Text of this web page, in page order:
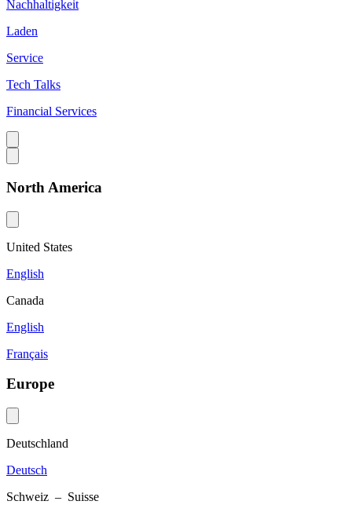
Nachhaltigkeit
Laden
Service
Tech Talks
Financial Services
North America
United States
English
Canada
English
Français
Europe
Deutschland
Deutsch
Schweiz – Suisse